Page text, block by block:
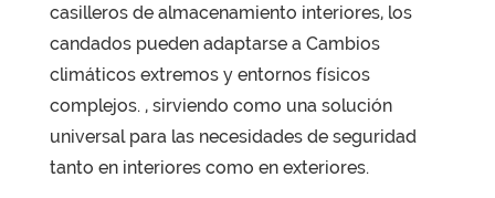
casilleros de almacenamiento interiores, los
candados pueden adaptarse a Cambios
climáticos extremos y entornos físicos
complejos. , sirviendo como una solución
universal para las necesidades de seguridad
tanto en interiores como en exteriores.